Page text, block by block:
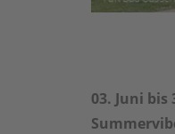
03. Juni bis